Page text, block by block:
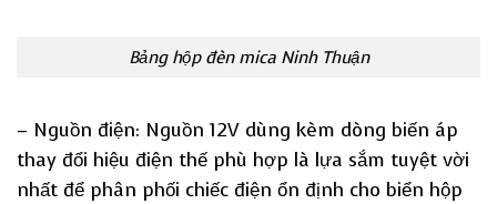
Bảng hộp đèn mica Ninh Thuận
– Nguồn điện: Nguồn 12V dùng kèm dòng biến áp
thay đổi hiệu điện thế phù hợp là lựa sắm tuyệt vời
nhất để phân phối chiếc điện ổn định cho biển hộp